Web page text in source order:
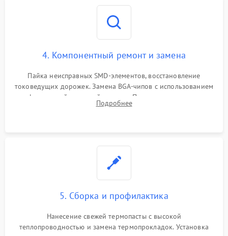
4. Компонентный ремонт и замена
Пайка неисправных SMD-элементов, восстановление
токоведущих дорожек. Замена BGA-чипов с использованием
инфракрасной паяльной станции. Прошивка микросхемы
BIOS или замена поврежденных портов USB
Подробнее
5. Сборка и профилактика
Нанесение свежей термопасты с высокой
теплопроводностью и замена термопрокладок. Установка